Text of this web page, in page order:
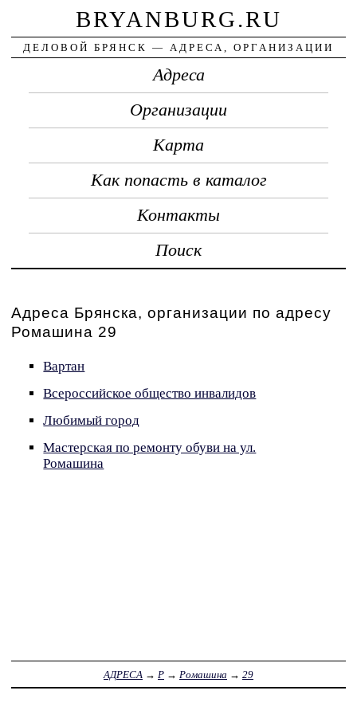
BRYANBURG.RU
ДЕЛОВОЙ БРЯНСК — АДРЕСА, ОРГАНИЗАЦИИ
Адреса
Организации
Карта
Как попасть в каталог
Контакты
Поиск
Адреса Брянска, организации по адресу
Ромашина 29
Вартан
Всероссийское общество инвалидов
Любимый город
Мастерская по ремонту обуви на ул.
Ромашина
АДРЕСА → Р → Ромашина → 29